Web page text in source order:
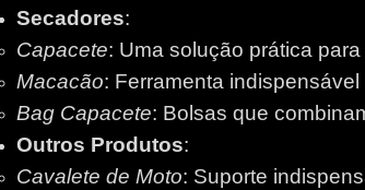
Secadores:
Capacete: Uma solução prática
Macacão: Ferramenta
Bag Capacete: Bolsas que
Outros Produtos:
Cavalete de Moto: Suporte